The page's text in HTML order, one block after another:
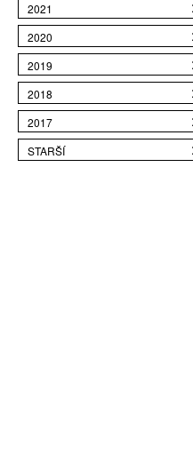
2021
2020
2019
2018
2017
STARŠÍ